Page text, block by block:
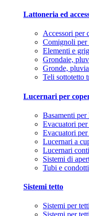
Lattoneria ed
Accessori per
Comignoli per
Elementi e
Grondaie,
Gronde,
Teli sottotetto
Lucernari per
Basamenti
Evacuatori
Evacuatori
Lucernari a
Lucernari
Sistemi di
Tubi e
Sistemi tetto
Sistemi per